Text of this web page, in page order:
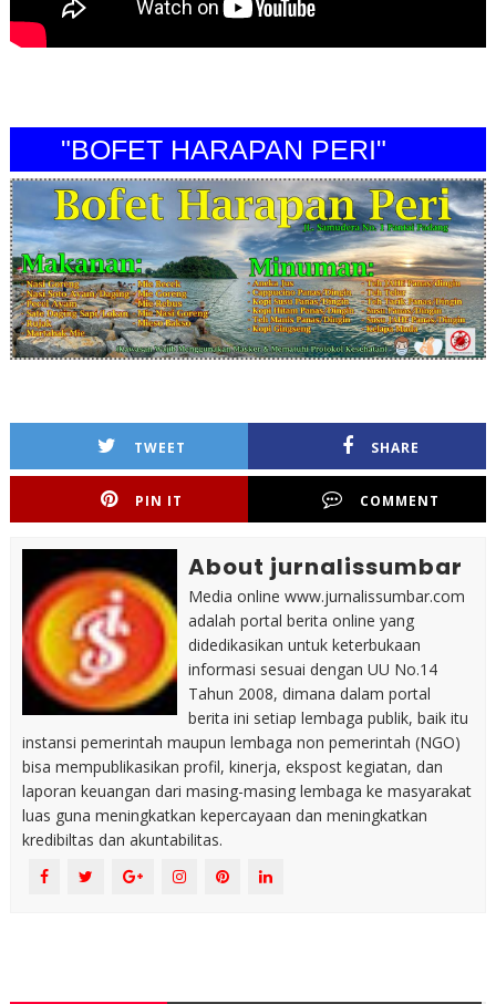
"BOFET HARAPAN PERI"
TWEET SHARE
PIN IT COMMENT
About jurnalissumbar
Media online www.jurnalissumbar.com
adalah portal berita online yang
didedikasikan untuk keterbukaan
informasi sesuai dengan UU No.14
Tahun 2008, dimana dalam portal
berita ini setiap lembaga publik, baik itu
instansi pemerintah maupun lembaga non pemerintah (NGO)
bisa mempublikasikan profil, kinerja, ekspost kegiatan, dan
laporan keuangan dari masing-masing lembaga ke masyarakat
luas guna meningkatkan kepercayaan dan meningkatkan
kredibiltas dan akuntabilitas.